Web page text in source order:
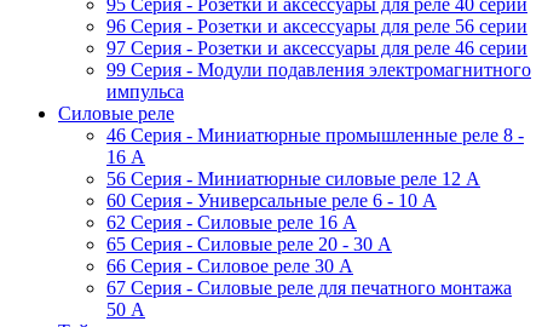
95 Серия - Розетки и аксессуары для реле 40 серии
96 Серия - Розетки и аксессуары для реле 56 cерии
97 Серия - Розетки и аксессуары для реле 46 cерии
99 Серия - Модули подавления электромагнитного
импульса
Силовые реле
46 Серия - Миниатюрные промышленные реле 8 -
16 A
56 Серия - Миниатюрные силовые реле 12 A
60 Серия - Универсальные реле 6 - 10 A
62 Серия - Силовые реле 16 A
65 Серия - Силовые реле 20 - 30 A
66 Серия - Силовое реле 30 A
67 Серия - Силовые реле для печатного монтажа
50 А